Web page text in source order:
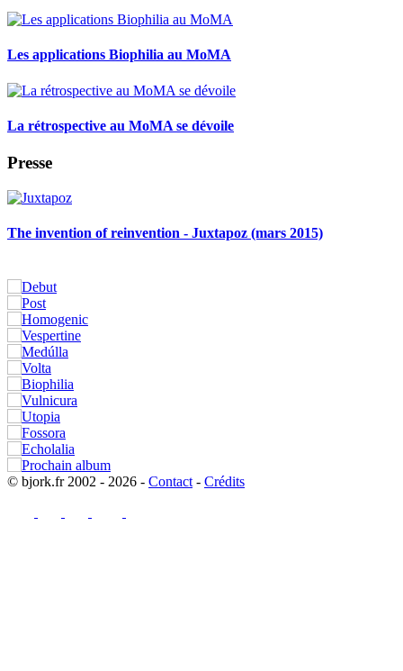
Les applications Biophilia au MoMA
La rétrospective au MoMA se dévoile
Presse
The invention of reinvention - Juxtapoz (mars 2015)
© bjork.fr 2002 - 2026 - Contact - Crédits